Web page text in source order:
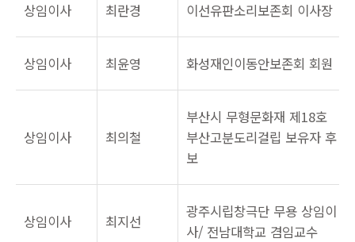
상임이사 최란경 이선유판소리보존회 이사장
상임이사 최윤영 화성재인이동안보존회 회원
상임이사 최의철
부산시 무형문화재 제18호
부산고분도리걸립 보유자 후
보
상임이사 최지선
광주시립창극단 무용 상임이
사/ 전남대학교 겸임교수